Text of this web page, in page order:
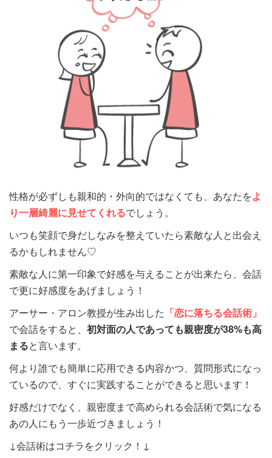
性格が必ずしも親和的・外向的ではなくても、あなたをよ
り一層綺麗に見せてくれるでしょう。
いつも笑顔で身だしなみを整えていたら素敵な人と出会え
るかもしれません♡
素敵な人に第一印象で好感を与えることが出来たら、会話
で更に好感度をあげましょう！
アーサー・アロン教授が生み出した 「恋に落ちる会話術」
で会話をすると、 初対面の人であっても親密度が38%も高
まると言います。
何より誰でも簡単に応用できる内容かつ、質問形式になっ
ているので、すぐに実践することができると思います！
好感だけでなく、親密度まで高められる会話術で気になる
あの人にもう一歩近づきましょう！
↓会話術はコチラをクリック！↓